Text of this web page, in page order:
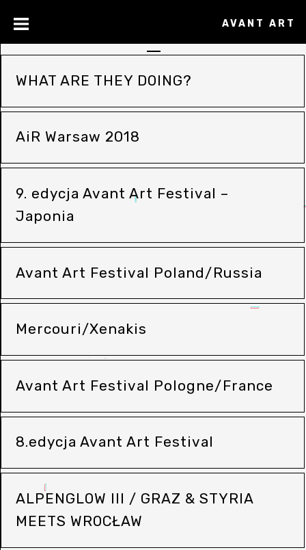
AVANT ART
WHAT ARE THEY DOING?
AiR Warsaw 2018
9. edycja Avant Art Festival –
Japonia
Avant Art Festival Poland/Russia
Mercouri/Xenakis
Avant Art Festival Pologne/France
8.edycja Avant Art Festival
ALPENGLOW III / GRAZ & STYRIA
MEETS WROCŁAW